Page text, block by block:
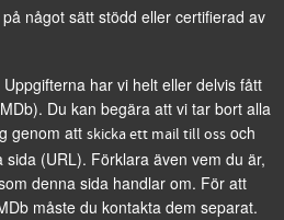
något sätt stödd eller certifierad av
har vi helt eller delvis fått
. Du kan begära att vi tar bort alla
genom att skicka ett mail till oss och
(URL). Förklara även vem du är,
denna sida handlar om. För att
måste du kontakta dem separat.